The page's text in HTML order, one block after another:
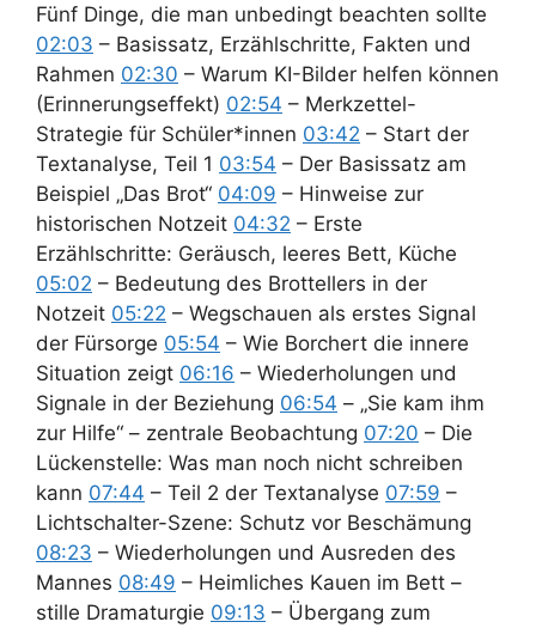
Fünf Dinge, die man unbedingt beachten sollte
02:03 – Basissatz, Erzählschritte, Fakten und
Rahmen 02:30 – Warum KI-Bilder helfen können
(Erinnerungseffekt) 02:54 – Merkzettel-
Strategie für Schüler*innen 03:42 – Start der
Textanalyse, Teil 1 03:54 – Der Basissatz am
Beispiel „Das Brot“ 04:09 – Hinweise zur
historischen Notzeit 04:32 – Erste
Erzählschritte: Geräusch, leeres Bett, Küche
05:02 – Bedeutung des Brottellers in der
Notzeit 05:22 – Wegschauen als erstes Signal
der Fürsorge 05:54 – Wie Borchert die innere
Situation zeigt 06:16 – Wiederholungen und
Signale in der Beziehung 06:54 – „Sie kam ihm
zur Hilfe“ – zentrale Beobachtung 07:20 – Die
Lückenstelle: Was man noch nicht schreiben
kann 07:44 – Teil 2 der Textanalyse 07:59 –
Lichtschalter-Szene: Schutz vor Beschämung
08:23 – Wiederholungen und Ausreden des
Mannes 08:49 – Heimliches Kauen im Bett –
stille Dramaturgie 09:13 – Übergang zum